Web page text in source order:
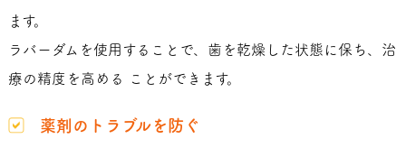
ます。
ラバーダムを使用することで、歯を乾燥した状態に保ち、治
療の精度を高める ことができます。
薬剤のトラブルを防ぐ